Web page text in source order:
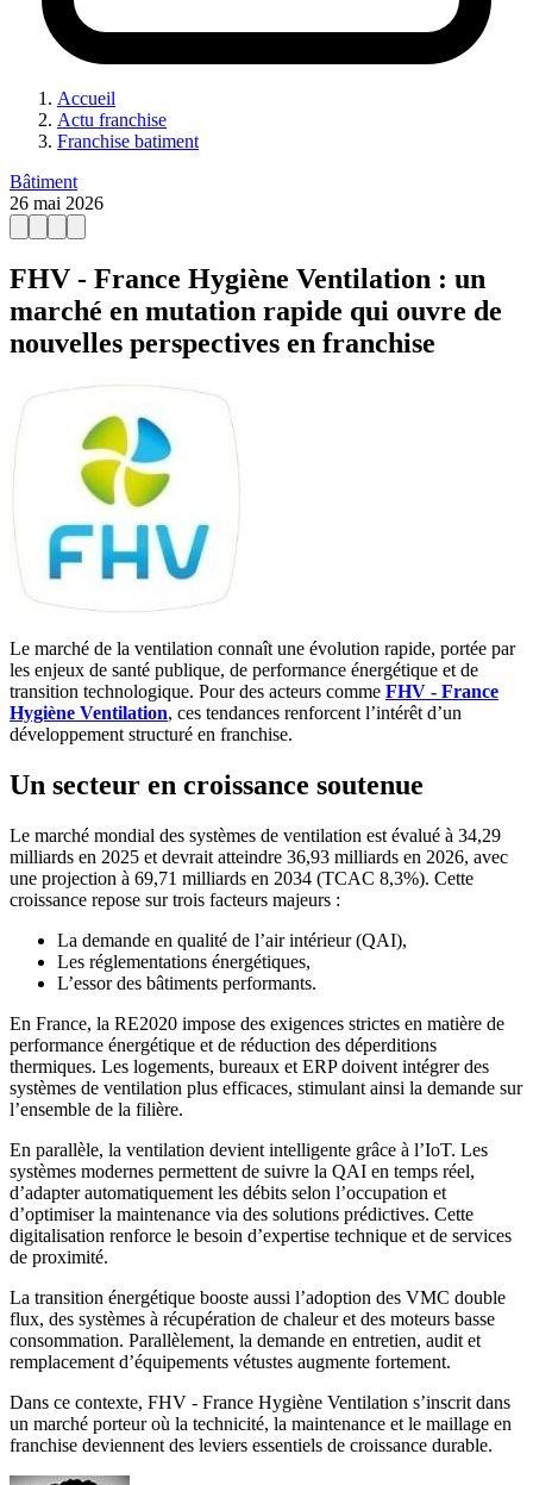
Accueil
Actu franchise
Franchise batiment
Bâtiment
26 mai 2026
FHV - France Hygiène Ventilation : un
marché en mutation rapide qui ouvre de
nouvelles perspectives en franchise
Le marché de la ventilation connaît une évolution rapide, portée par
les enjeux de santé publique, de performance énergétique et de
transition technologique. Pour des acteurs comme FHV - France
Hygiène Ventilation, ces tendances renforcent l’intérêt d’un
développement structuré en franchise.
Un secteur en croissance soutenue
Le marché mondial des systèmes de ventilation est évalué à 34,29
milliards en 2025 et devrait atteindre 36,93 milliards en 2026, avec
une projection à 69,71 milliards en 2034 (TCAC 8,3%). Cette
croissance repose sur trois facteurs majeurs :
La demande en qualité de l’air intérieur (QAI),
Les réglementations énergétiques,
L’essor des bâtiments performants.
En France, la RE2020 impose des exigences strictes en matière de
performance énergétique et de réduction des déperditions
thermiques. Les logements, bureaux et ERP doivent intégrer des
systèmes de ventilation plus efficaces, stimulant ainsi la demande sur
l’ensemble de la filière.
En parallèle, la ventilation devient intelligente grâce à l’IoT. Les
systèmes modernes permettent de suivre la QAI en temps réel,
d’adapter automatiquement les débits selon l’occupation et
d’optimiser la maintenance via des solutions prédictives. Cette
digitalisation renforce le besoin d’expertise technique et de services
de proximité.
La transition énergétique booste aussi l’adoption des VMC double
flux, des systèmes à récupération de chaleur et des moteurs basse
consommation. Parallèlement, la demande en entretien, audit et
remplacement d’équipements vétustes augmente fortement.
Dans ce contexte, FHV - France Hygiène Ventilation s’inscrit dans
un marché porteur où la technicité, la maintenance et le maillage en
franchise deviennent des leviers essentiels de croissance durable.